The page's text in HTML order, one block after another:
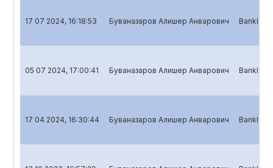
17 07 2024, 16:18:53 Буваназаров Алишер Анварович Banklar
05 07 2024, 17:00:41 Буваназаров Алишер Анварович Banklar
17 04 2024, 16:30:44 Буваназаров Алишер Анварович Banklar